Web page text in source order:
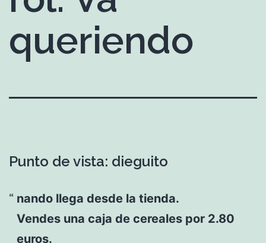
queriendo
Punto de vista: dieguito
nando llega desde la tienda.
Vendes una caja de cereales por 2.80
euros.